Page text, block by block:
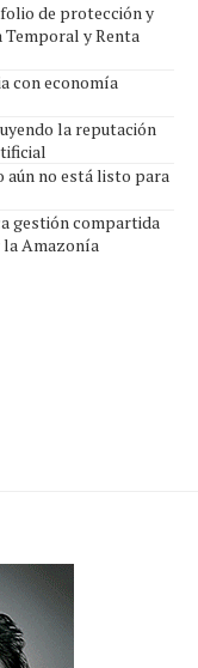
de protección y
y Renta
con economía
la reputación
aún no está listo para
gestión compartida
Amazonía